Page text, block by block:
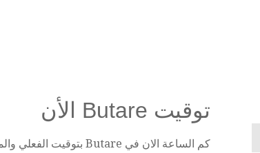
توقيت Butare الأن
كم الساعة الان في Butare بتوقيت الفعلي والمحلي وعرض الوقت حسب المنطقة الزمنية